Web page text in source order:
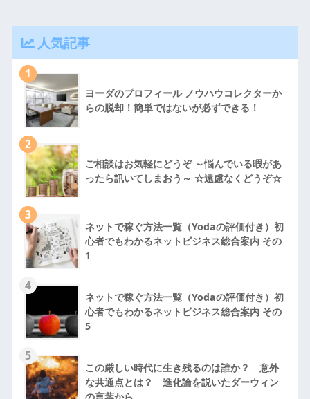
人気記事
1
ヨーダのプロフィール ノウハウコレクターか
らの脱却！簡単ではないが必ずできる！
2
ご相談はお気軽にどうぞ ～悩んでいる暇があ
ったら訊いてしまおう～ ☆遠慮なくどうぞ☆
3
ネットで稼ぐ方法一覧（Yodaの評価付き）初
心者でもわかるネットビジネス総合案内 その
1
4
ネットで稼ぐ方法一覧（Yodaの評価付き）初
心者でもわかるネットビジネス総合案内 その
5
5
この厳しい時代に生き残るのは誰か？ 意外
な共通点とは？ 進化論を説いたダーウィン
の言葉から